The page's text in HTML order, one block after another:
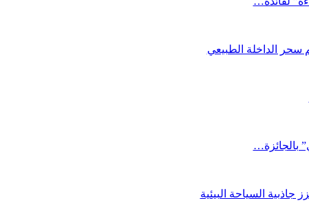
سحر الداخلة الطبيعي
بالجائزة…
السياحة البيئية